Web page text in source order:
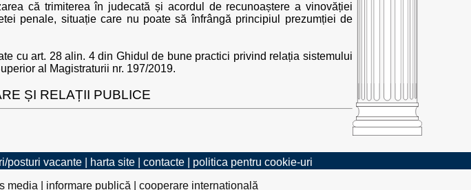
că trimiterea în judecată și acordul de recunoaștere a vinovăției
penale, situație care nu poate să înfrângă principiul prezumției de
cu art. 28 alin. 4 din Ghidul de bune practici privind relația sistemului
al Magistraturii nr. 197/2019.
ȘI RELAȚII PUBLICE
posturi vacante| harta site| contacte| politica pentru cookie-uri
media informare publică cooperare internațională